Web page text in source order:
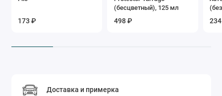
173 ₽
(бесцветный), 125 мл
498 ₽
Доставка и примерка